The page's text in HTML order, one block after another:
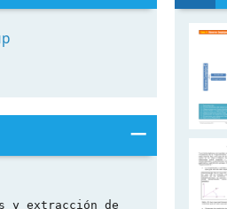
y extracción de